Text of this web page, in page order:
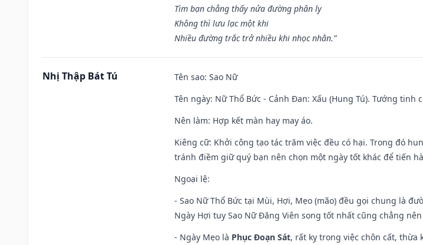
Tìm bạn chẳng thấy nửa đường phân ly
Không thì lưu lạc một khi
Nhiều đường trắc trở nhiều khi nhọc nhằn.”
Nhị Thập Bát Tú Tên sao: Sao Nữ
Tên ngày: Nữ Thổ Bức - Cảnh Đan: Xấu (Hung Tú). Tướng tinh
Nên làm: Hợp kết màn hay may áo.
Kiêng cữ: Khởi công tạo tác trăm việc đều có hại. Trong đó
tránh điềm giữ quý bạn nên chọn một ngày tốt khác để tiến
Ngoại lệ:
- Sao Nữ Thổ Bức tại Mùi, Hợi, Mẹo (mão) đều gọi chung là
Ngày Hợi tuy Sao Nữ Đăng Viên song tốt nhất cũng chẳng
- Ngày Mẹo là Phục Đoạn Sát, rất kỵ trong việc chôn cất,